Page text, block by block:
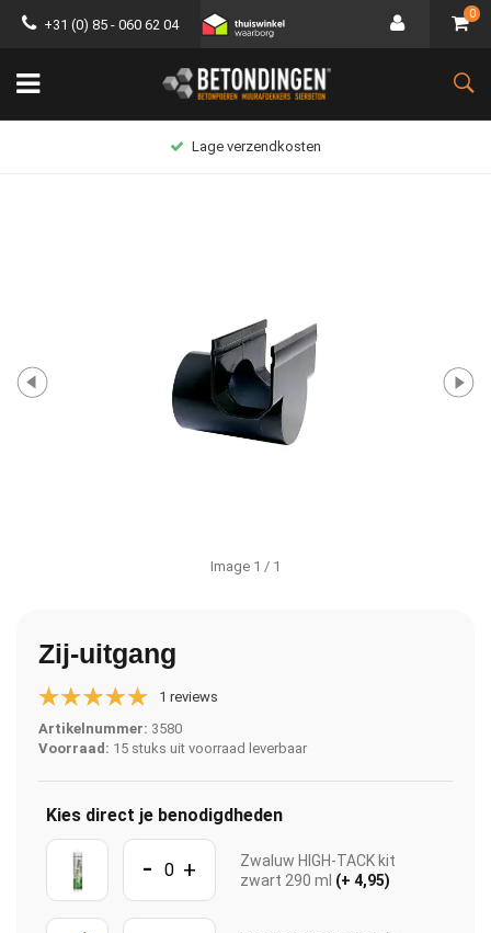
+31 (0) 85 - 060 62 04
0
Lage verzendkosten
Image 1 / 1
Zij-uitgang
1 reviews
Artikelnummer: 3580
Voorraad: 15 stuks uit voorraad leverbaar
Kies direct je benodigdheden
- +
Zwaluw HIGH-TACK kit
zwart 290 ml (+ 4,95)